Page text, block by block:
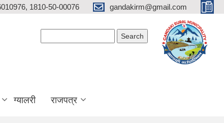
1810-50-00076 gandakirm@gmail.com
ग्यालरी राजपत्र